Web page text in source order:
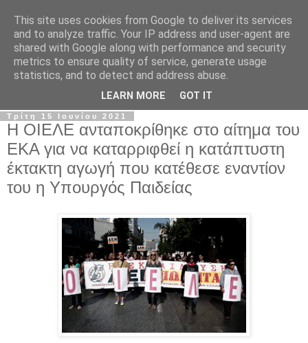
Σ.Ι.Ε.Λ.Β.Ε.
Ο επίσημος ιστότοπος του Συλλόγου Ιδιωτικών
Εκπαιδευτικών Λειτουργών Βόρειας Ελλάδας
Τρίτη 15 Ιουνίου 2021
Η ΟΙΕΛΕ ανταποκρίθηκε στο αίτημα του
ΕΚΑ για να καταρριφθεί η κατάπτυστη
έκτακτη αγωγή που κατέθεσε εναντίον
του η Υπουργός Παιδείας
This site uses cookies from Google to deliver its services
and to analyze traffic. Your IP address and user-agent are
shared with Google along with performance and security
metrics to ensure quality of service, generate usage
statistics, and to detect and address abuse.
LEARN MORE GOT IT